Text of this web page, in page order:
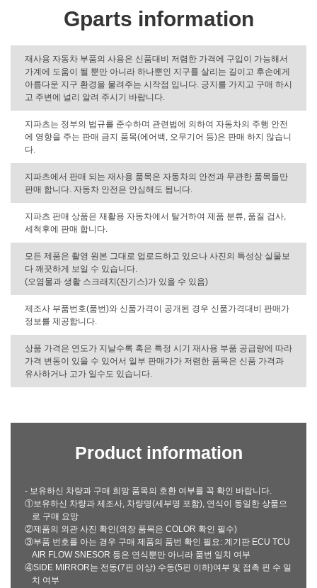
Gparts information
재사용 자동차 부품의 사용은 신품대비 저렴한 가격에 구입이 가능해서
가계에 도움이 될 뿐만 아니라 하나뿐인 지구를 살리는 길이고 후손에게
아름다운 지구 환경을 물려주는 시작점 입니다. 긍지를 가지고 구매 하시
고 주변에 널리 알려 주시기 바랍니다.
지파츠는 정부의 법규를 준수하며 관련법에 의하여 자동차의 주행 안전
에 영향을 주는 판매 금지 품목(에어백, 오무기어 등)은 판매 하지 않습니
다.
지파츠에서 판매 되는 재사용 품목은 자동차의 안전과 무관한 품목들만
판매 합니다. 자동차 안전은 안심해도 됩니다.
지파츠 판매 상품은 재활용 자동차에서 탈거하여 제품 분류, 품질 검사,
세척후에 판매 합니다.
모든 제품은 촬영 원본 그대로 업로드하고 있으나 사진의 특성상 실물보
다 깨끗하게 보일 수 있습니다.
(오염물과 생활 스크래치(잔기스)가 있을 수 있음)
제조사 부품번호(품번)와 신품가격이 공개된 경우 신품가격대비 판매가
정보를 제공합니다.
상품 가격은 연도가 지날수록 혹은 특정 시기 재사용 부품 공급량에 따라
가격 변동이 있을 수 있어서 일부 판매가가 저렴한 품목은 신품 가격과
유사하거나 고가 일수도 있습니다.
Product information
- 보유하신 차량과 구매 희망 품목의 호환 여부를 꼭 확인 바랍니다.
①보유하신 차량과 제조사, 차량명(세부명 포함), 연식이 동일한 상품으
로 구매 요망
②제품의 외관 사진 확인(외장 품목은 COLOR 확인 필수)
③부품 번호를 아는 경우 구매 제품의 품번 확인 필요: 계기판 ECU TCU
AIR FLOW SNESOR 등은 연식뿐만 아니라 품번 일치 여부
④SIDE MIRROR는 전동(7핀 이상) 수동(5핀 이하)여부 및 접촉 핀 수 일
치 여부